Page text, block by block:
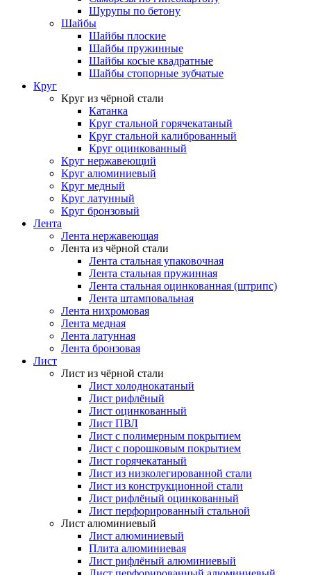
Шурупы по бетону
Шайбы
Шайбы плоские
Шайбы пружинные
Шайбы косые квадратные
Шайбы стопорные зубчатые
Круг
Круг из чёрной стали
Катанка
Круг стальной горячекатаный
Круг стальной калиброванный
Круг оцинкованный
Круг нержавеющий
Круг алюминиевый
Круг медный
Круг латунный
Круг бронзовый
Лента
Лента нержавеющая
Лента из чёрной стали
Лента стальная упаковочная
Лента стальная пружинная
Лента стальная оцинкованная (штрипс)
Лента штамповальная
Лента нихромовая
Лента медная
Лента латунная
Лента бронзовая
Лист
Лист из чёрной стали
Лист холоднокатаный
Лист рифлёный
Лист оцинкованный
Лист ПВЛ
Лист с полимерным покрытием
Лист с порошковым покрытием
Лист горячекатаный
Лист из низколегированной стали
Лист из конструкционной стали
Лист рифлёный оцинкованный
Лист перфорированный стальной
Лист алюминиевый
Лист алюминиевый
Плита алюминиевая
Лист рифлёный алюминиевый